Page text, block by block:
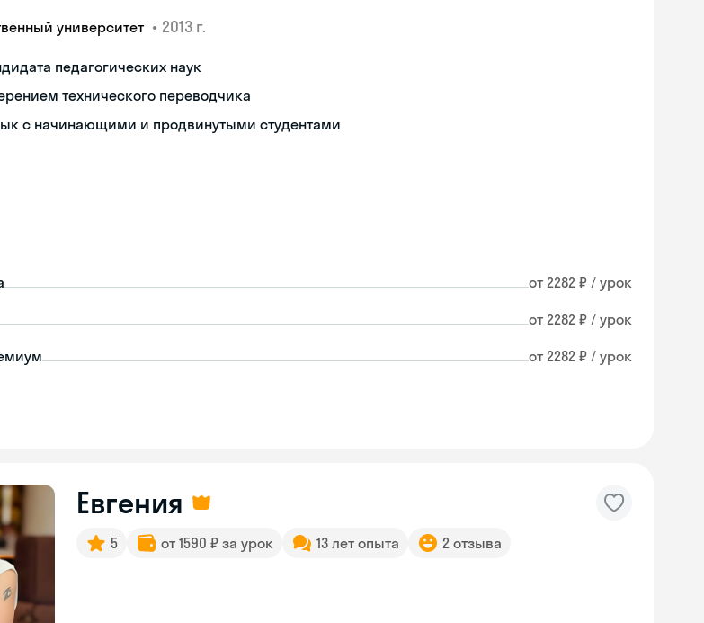
университет • 2013 г.
педагогических наук
технического переводчика
с начинающими и продвинутыми студентами
от 2282 ₽ / урок
от 2282 ₽ / урок
от 2282 ₽ / урок
Евгения
5 от 1590 ₽ за урок 13 лет опыта 2 отзыва